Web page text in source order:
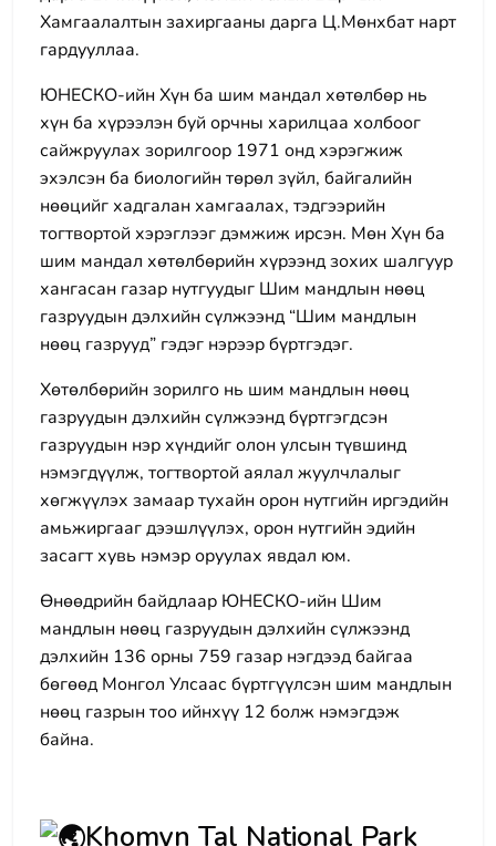
Хамгаалалтын захиргааны дарга Ц.Мөнхбат нарт
гардууллаа.
ЮНЕСКО-ийн Хүн ба шим мандал хөтөлбөр нь
хүн ба хүрээлэн буй орчны харилцаа холбоог
сайжруулах зорилгоор 1971 онд хэрэгжиж
эхэлсэн ба биологийн төрөл зүйл, байгалийн
нөөцийг хадгалан хамгаалах, тэдгээрийн
тогтвортой хэрэглээг дэмжиж ирсэн. Мөн Хүн ба
шим мандал хөтөлбөрийн хүрээнд зохих шалгуур
хангасан газар нутгуудыг Шим мандлын нөөц
газруудын дэлхийн сүлжээнд “Шим мандлын
нөөц газрууд” гэдэг нэрээр бүртгэдэг.
Хөтөлбөрийн зорилго нь шим мандлын нөөц
газруудын дэлхийн сүлжээнд бүртгэгдсэн
газруудын нэр хүндийг олон улсын түвшинд
нэмэгдүүлж, тогтвортой аялал жуулчлалыг
хөгжүүлэх замаар тухайн орон нутгийн иргэдийн
амьжиргааг дээшлүүлэх, орон нутгийн эдийн
засагт хувь нэмэр оруулах явдал юм.
Өнөөдрийн байдлаар ЮНЕСКО-ийн Шим
мандлын нөөц газруудын дэлхийн сүлжээнд
дэлхийн 136 орны 759 газар нэгдээд байгаа
бөгөөд Монгол Улсаас бүртгүүлсэн шим мандлын
нөөц газрын тоо ийнхүү 12 болж нэмэгдэж
байна.
Khomyn Tal National Park